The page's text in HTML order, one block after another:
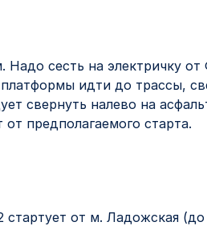
сесть на электричку от
идти до трассы,
свернуть налево на
предполагаемого старта.
от м. Ладожская